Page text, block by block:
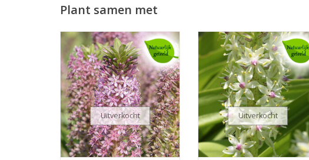
Plant samen met
Uitverkocht
Ananasplant/kuiflelie
Juli t/m november, roze, 60 cm
Prachtige roze variëteit
INFO
Uitverkocht
Ananasplant/kuiflelie
Juli t/m november, wit/roze, 50
cm
Soort uit Zuid-Afrika,
gemakkelijk te vermeerderen
INFO